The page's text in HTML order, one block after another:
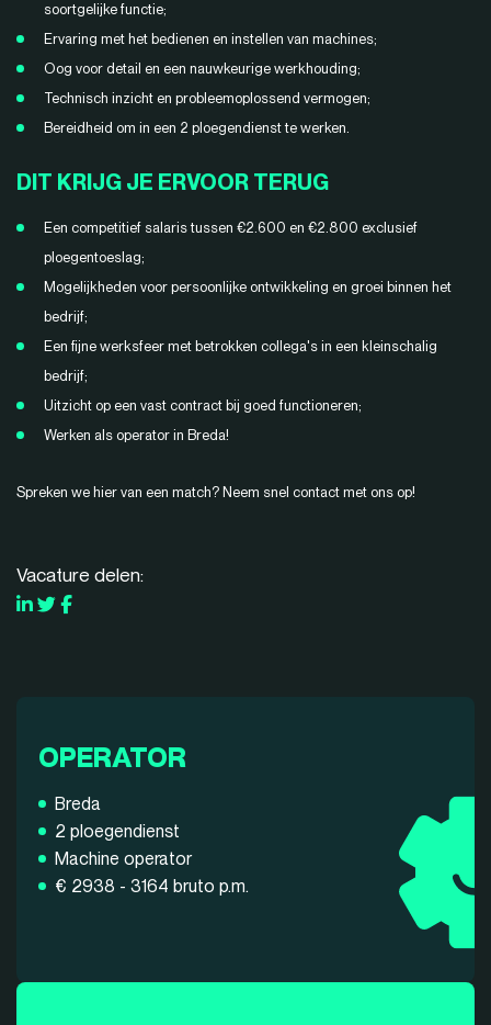
soortgelijke functie;
Ervaring met het bedienen en instellen van machines;
Oog voor detail en een nauwkeurige werkhouding;
Technisch inzicht en probleemoplossend vermogen;
Bereidheid om in een 2 ploegendienst te werken.
DIT KRIJG JE ERVOOR TERUG
Een competitief salaris tussen €2.600 en €2.800 exclusief
ploegentoeslag;
Mogelijkheden voor persoonlijke ontwikkeling en groei binnen het
bedrijf;
Een fijne werksfeer met betrokken collega's in een kleinschalig
bedrijf;
Uitzicht op een vast contract bij goed functioneren;
Werken als operator in Breda!
Spreken we hier van een match? Neem snel contact met ons op!
Vacature delen:
OPERATOR
Breda
2 ploegendienst
Machine operator
€ 2938 - 3164 bruto p.m.